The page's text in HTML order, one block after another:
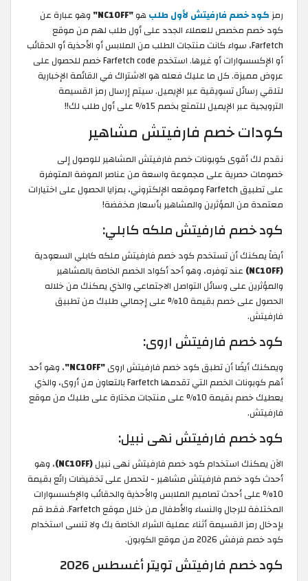
رمز كود خصم فارفيتش لأول طلبهو"NC10FF"
وهو عبارة عن
كود خصم مخصص للعملاء الجدد على أول طلب لهم من موقع
Farfetch، سواء كانت منتجات الطلب من الملابس أو الأحذية أو الحقائب
أو الإكسسوارات أو غيرها. استخدم Farfetch code خصم للحصول على
عروض مميزة. كل ما عليك فعله هو الاشتراك في القائمة الإخبارية
لتلقي رسائل تسويقية عبر الإيميل. سيتم إرسال رمز القسيمة
الترويجية عبر الإيميل للتمتع بخصم 15% على أول طلب لك!!
كودات خصم فارفيتش مشاهير
نقدم لك أقوى كوبونات خصم فارفيتش المشاهير للوصول إلى
خصومات حصرية على مجموعة واسعة من عناصر الموضة المتوفرة
على تطبيق Farfetch وموقعه الإلكتروني، بمزايا الحصول على اختيارات
معتمدة من المؤثرين والمشاهير بأسعار مخفضة!
كود خصم فارفيتش ملكه كابلي:
أيضاً يمكنك أن تستخدم كود خصم فارفيتش ملكه كابلي السعودية
(NC10FF)
عند توفره، وهو أحد أكواد الخصم الخاصة بالمشاهير
والمؤثرين على وسائل التواصل الاجتماعي والذي يمكنك من خلاله
الحصول على خصم بقيمة 10% على إجمالي طلبك من تطبيق
فارفيتش.
كود خصم فارفيتش اروى:
ويمكنك أيضًا أن تطبق كود خصم فارفيتش اروى"NC10FF"
، وهو أحد
أهم كوبونات الخصم التي تقدمها Farfetch بالتعاون من أروى، والذي
يعطيك خصم بقيمة 10% على منتجات مختارة على طلبك من موقع
فارفيتش.
كود خصم فارفيتش نهى نبيل:
الآن يمكنك استخدام كود خصم فارفيتش نهى نبيل(NC10FF)
، وهو
أحدث كود خصم فارفيتش مشاهير - لتحصل على تخفيضات رائع بقيمة
10% على أحدث تصاميم الملابس والأحذية والحقائب والإكسسوارات
المختلفة للرجال والنساء والأطفال من خلال موقع Farfetch. فقط قم
بإدخال رمز القسيمة أثناء عملية الشراء الخاصة بك ولا تنسى استخدام
كود خصم فرفش 2026 من موقع الكوبون.
كود خصم فارفيتش تويتر أغسطس 2026